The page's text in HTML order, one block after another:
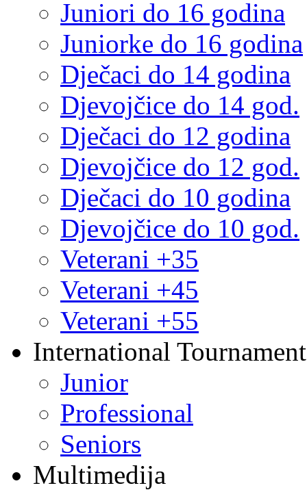
Juniori do 16 godina
Juniorke do 16 godina
Dječaci do 14 godina
Djevojčice do 14 god.
Dječaci do 12 godina
Djevojčice do 12 god.
Dječaci do 10 godina
Djevojčice do 10 god.
Veterani +35
Veterani +45
Veterani +55
International
Junior
Professional
Seniors
Multimedija